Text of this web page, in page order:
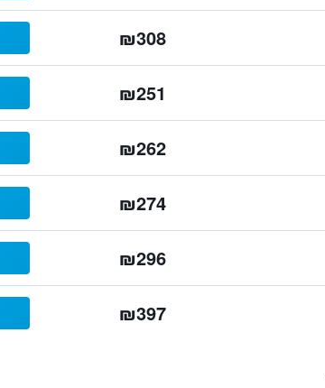
₪308
₪251
₪262
₪274
₪296
₪397